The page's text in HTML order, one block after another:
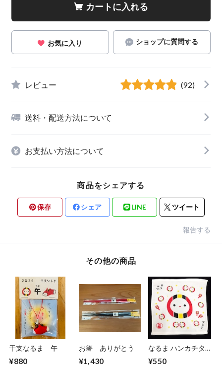
カートに入れる
お気に入り ショップに質問する
レビュー (92)
送料・配送方法について
お支払い方法について
商品をシェアする
保存 シェア LINE ツイート
報告する
その他の商品
干支なるま 午
¥880
お箸 ありがとう
¥1,430
なるま ハンカチタ
¥550